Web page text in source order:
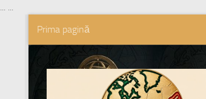
... ...
Skip to content
Prima pagină